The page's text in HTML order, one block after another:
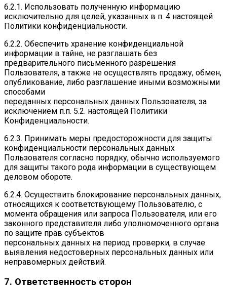
6.2.1. Использовать полученную информацию
исключительно для целей, указанных в п. 4 настоящей
Политики конфиденциальности.
6.2.2. Обеспечить хранение конфиденциальной
информации в тайне, не разглашать без
предварительного письменного разрешения
Пользователя, а также не осуществлять продажу, обмен,
опубликование, либо разглашение иными возможными
способами
переданных персональных данных Пользователя, за
исключением п.п. 5.2. настоящей Политики
Конфиденциальности.
6.2.3. Принимать меры предосторожности для защиты
конфиденциальности персональных данных
Пользователя согласно порядку, обычно используемого
для защиты такого рода информации в существующем
деловом обороте.
6.2.4. Осуществить блокирование персональных данных,
относящихся к соответствующему Пользователю, с
момента обращения или запроса Пользователя, или его
законного представителя либо уполномоченного органа
по защите прав субъектов
персональных данных на период проверки, в случае
выявления недостоверных персональных данных или
неправомерных действий.
7. Ответственность сторон